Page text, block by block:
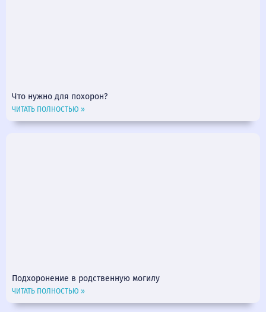
Что нужно для похорон?
ЧИТАТЬ ПОЛНОСТЬЮ »
Подхоронение в родственную могилу
ЧИТАТЬ ПОЛНОСТЬЮ »